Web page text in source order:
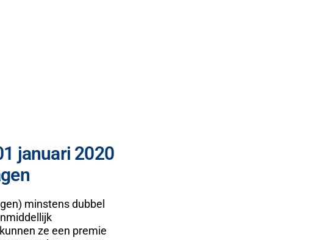
januari 2020
minstens dubbel
ze een premie